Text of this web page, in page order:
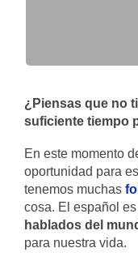
¿Piensas que no
suficiente tiempo
En este momento
oportunidad para
tenemos muchas
cosa. El español
hablados del
para nuestra vida.